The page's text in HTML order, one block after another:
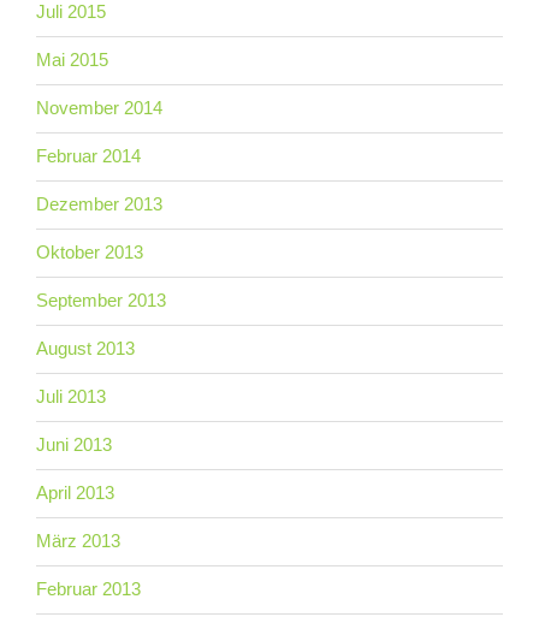
Juli 2015
Mai 2015
November 2014
Februar 2014
Dezember 2013
Oktober 2013
September 2013
August 2013
Juli 2013
Juni 2013
April 2013
März 2013
Februar 2013